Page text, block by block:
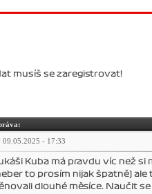
musíš se zaregistrovat!
09.05.2025 - 17:33
Kuba má pravdu víc než
to prosím nijak špatně)
dlouhé měsíce. Naučit